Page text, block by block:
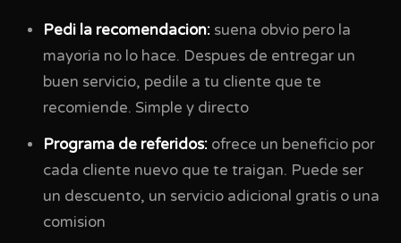
Pedi la recomendacion: suena obvio pero la
mayoria no lo hace. Despues de entregar un
buen servicio, pedile a tu cliente que te
recomiende. Simple y directo
Programa de referidos: ofrece un beneficio por
cada cliente nuevo que te traigan. Puede ser
un descuento, un servicio adicional gratis o una
comision